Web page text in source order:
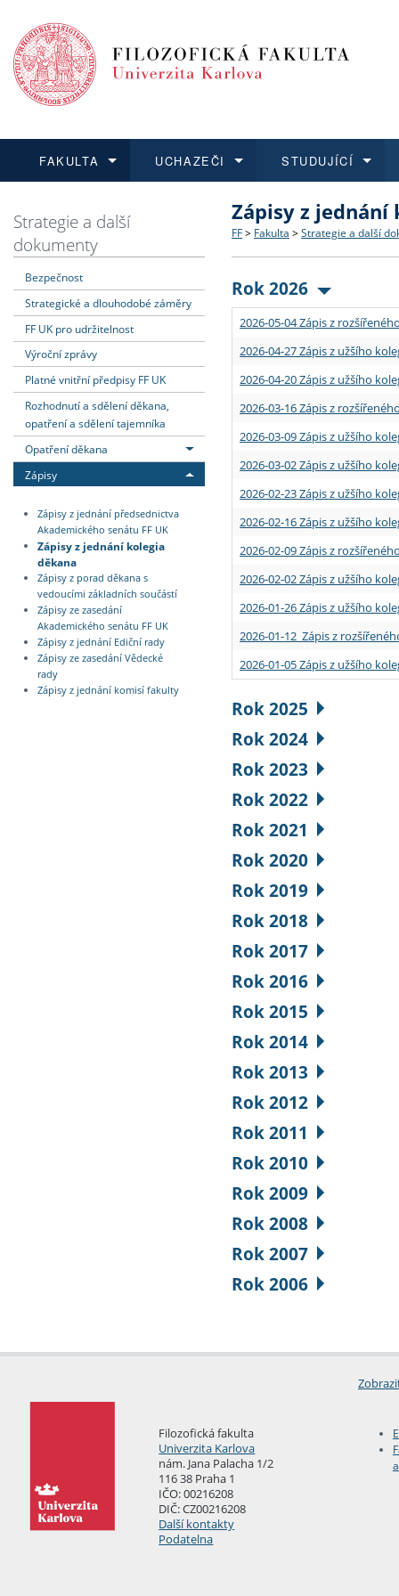
FAKULTA
Dozvědět se více
Struktura a historie
Strategie a další
Podpora a benefity pro
Absolventi fakulty
UCHAZEČI
Podat přihlášku
Co studovat a jak se
Učitelské studijní
Informace k průběhu
STUDUJÍCÍ
Dozvědět se více
Bakalářské a magisterské
Doktorské studium
Rigorózní řízení
Dozvědět se více
O vědě a výzkumu na FF
Akademické kvalifikace
Granty a projekty
Dozvědět se více
Aktuální nabídky a
Vyjíždějící studenti
Přijíždějící studenti
Vyjíždějící zaměstnanci
Strategie a další
dokumenty
Bezpečnost
Strategické a dlouhodobé záměry
FF UK pro udržitelnost
Výroční zprávy
Platné vnitřní předpisy FF UK
Rozhodnutí a sdělení děkana,
opatření a sdělení tajemníka
Opatření děkana
Zápisy
Zápisy z jednání předsednictva
Akademického senátu FF UK
Zápisy z jednání kolegia
děkana
Zápisy z porad děkana s
vedoucími základních součástí
Zápisy ze zasedání
Akademického senátu FF UK
Zápisy z jednání Ediční rady
Zápisy ze zasedání Vědecké
rady
Zápisy z jednání komisí fakulty
Zápisy z jednání
FF > Fakulta > Strategie a další
Rok 2026
2026-05-04 Zápis z
2026-04-27 Zápis z užšího
2026-04-20 Zápis z užšího
2026-03-16 Zápis z
2026-03-09 Zápis z užšího
2026-03-02 Zápis z užšího
2026-02-23 Zápis z užšího
2026-02-16 Zápis z užšího
2026-02-09 Zápis z
2026-02-02 Zápis z užšího
2026-01-26 Zápis z užšího
2026-01-12 Zápis z
2026-01-05 Zápis z užšího
Rok 2025
Rok 2024
Rok 2023
Rok 2022
Rok 2021
Rok 2020
Rok 2019
Rok 2018
Rok 2017
Rok 2016
Rok 2015
Rok 2014
Rok 2013
Rok 2012
Rok 2011
Rok 2010
Rok 2009
Rok 2008
Rok 2007
Rok 2006
Filozofická fakulta
Univerzita Karlova
nám. Jana Palacha 1/2
116 38 Praha 1
IČO: 00216208
DIČ: CZ00216208
Další kontakty
Podatelna